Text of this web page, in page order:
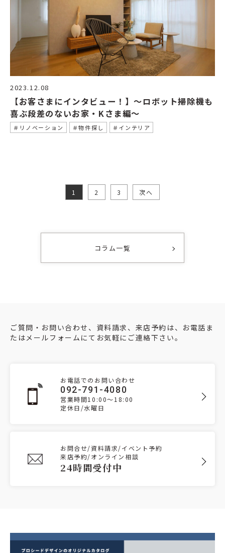
2023.12.08
【お客さまにインタビュー！】〜ロボット掃除機も
喜ぶ段差のないお家・Kさま編〜
＃リノベーション ＃物件探し ＃インテリア
1 2 3 次へ
コラム一覧
ご質問・お問い合わせ、資料請求、来店予約は、お電話ま
たはメールフォームにてお気軽にご連絡下さい。
お電話でのお問い合わせ
092-791-4080
営業時間10:00～18:00
定休日/水曜日
お問合せ/資料請求/イベント予約
来店予約/オンライン相談
24時間受付中